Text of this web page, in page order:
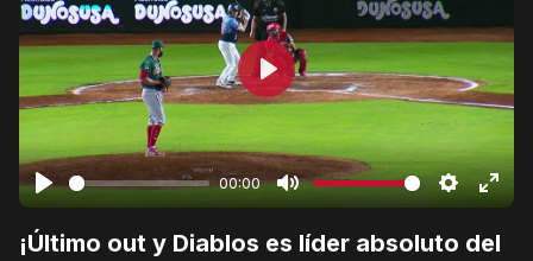
00:00
Play
¡Último out y Diablos es líder absoluto del